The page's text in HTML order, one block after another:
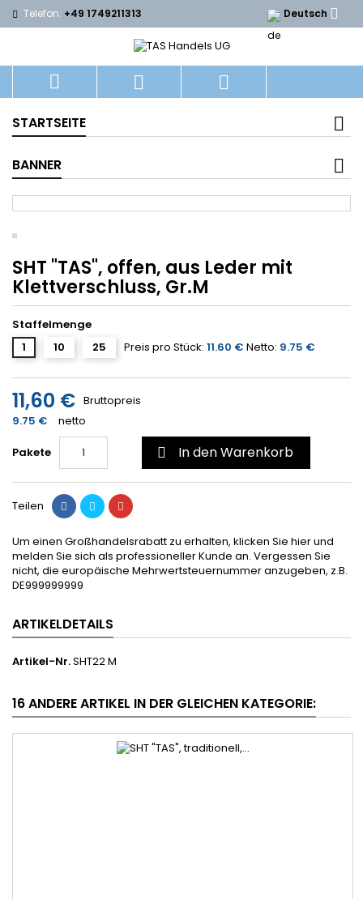
Telefon: +49 1749211313 Deutsch 
  
STARTSEITE
BANNER
SHT "TAS", offen, aus Leder mit
Klettverschluss, Gr.M
Staffelmenge
1
10 25 Preis pro Stück: 11.60 € Netto: 9.75 €
11,60 € Bruttopreis
9.75 €
netto
Pakete  In den Warenkorb
Teilen
Um einen Großhandelsrabatt zu erhalten, klicken Sie hier und
melden Sie sich als professioneller Kunde an. Vergessen Sie
nicht, die europäische Mehrwertsteuernummer anzugeben, z.B.
DE999999999
ARTIKELDETAILS
Artikel-Nr.SHT22 M
16 ANDERE ARTIKEL IN DER GLEICHEN KATEGORIE: